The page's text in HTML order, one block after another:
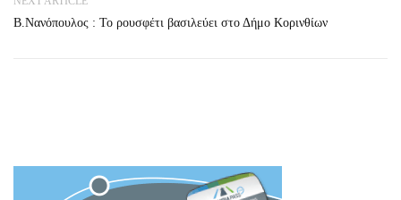
Β.Νανόπουλος : Το ρουσφέτι βασιλεύει στο Δήμο Κορινθίων